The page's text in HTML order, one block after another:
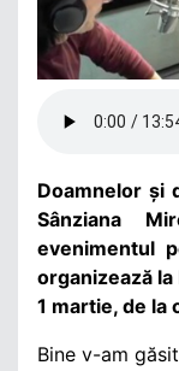
Doamnelor și
Sânziana
evenimentul
organizează
1 martie, de la
Bine v-am